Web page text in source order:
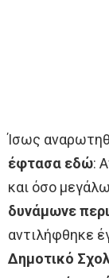
Ίσως
έφτασα εδώ:
και όσο
δυνάμωνε
αντιλήφθηκε
Δημοτικό